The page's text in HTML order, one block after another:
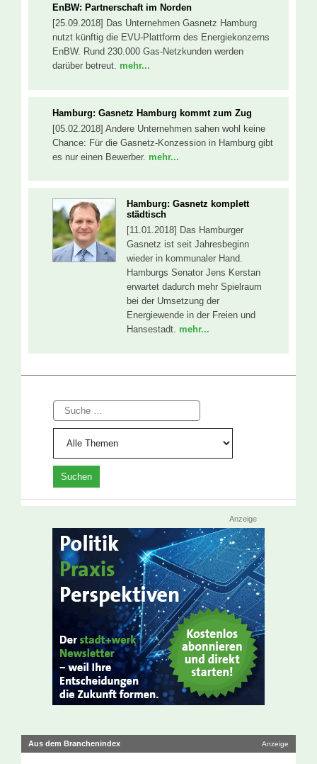
EnBW: Partnerschaft im Norden
[25.09.2018] Das Unternehmen Gasnetz Hamburg
nutzt künftig die EVU-Plattform des Energiekonzerns
EnBW. Rund 230.000 Gas-Netzkunden werden
darüber betreut. mehr...
Hamburg: Gasnetz Hamburg kommt zum Zug
[05.02.2018] Andere Unternehmen sahen wohl keine
Chance: Für die Gasnetz-Konzession in Hamburg gibt
es nur einen Bewerber. mehr...
Hamburg: Gasnetz komplett
städtisch
[11.01.2018] Das Hamburger
Gasnetz ist seit Jahresbeginn
wieder in kommunaler Hand.
Hamburgs Senator Jens Kerstan
erwartet dadurch mehr Spielraum
bei der Umsetzung der
Energiewende in der Freien und
Hansestadt. mehr...
Suche
Anzeige
Aus dem Branchenindex Anzeige